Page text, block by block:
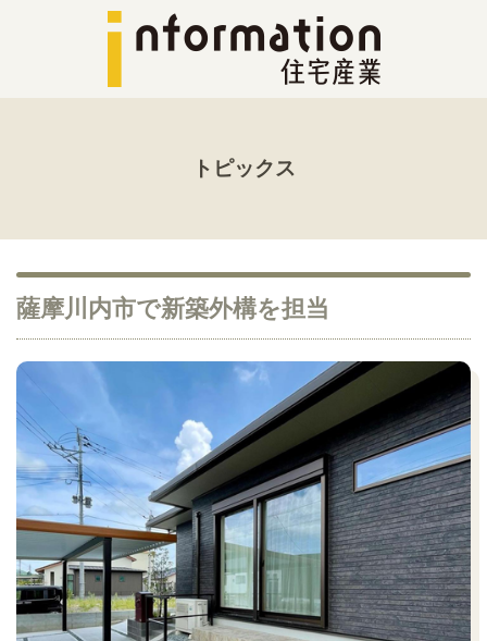
トピックス
薩摩川内市で新築外構を担当